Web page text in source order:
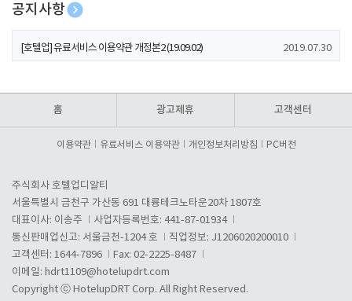
공지사항
[호텔업] 개인정보 처리방침 개정본1 (19.09.02)
[호텔업] 유료서비스 이용약관 개정본2 (19.09.02) 2019.07.30
홈 광고제휴 고객센터
이용약관 유료서비스 이용약관 개인정보처리방침 PC버전
주식회사 호텔업디알티
서울특별시 금천구 가산동 691 대륭테크노타운20차 1807호
대표이사: 이송주
사업자등록번호: 441-87-01934
통신판매업신고: 서울금천-1204 호
직업정보: J1206020200010
고객센터: 1644-7896
Fax: 02-2225-8487
이메일: hdrt1109@hotelupdrt.com
Copyright ⓒ HotelupDRT Corp. All Right Reserved.